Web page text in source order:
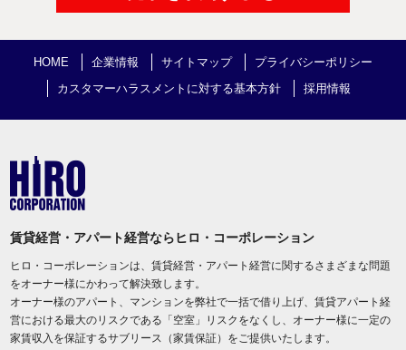
HOME 企業情報 サイトマップ
プライバシーポリシー
カスタマーハラスメントに対する基本方針
採用情報
賃貸経営・アパート経営ならヒロ・コーポレーション
ヒロ・コーポレーションは、賃貸経営・アパート経営に関するさまざまな問題
をオーナー様にかわって解決致します。
オーナー様のアパート、マンションを弊社で一括で借り上げ、賃貸アパート経
営における最大のリスクである「空室」リスクをなくし、オーナー様に一定の
家賃収入を保証するサブリース（家賃保証）をご提供いたします。